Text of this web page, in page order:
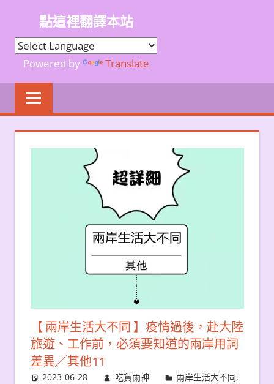
點這裡翻譯本站
Powered by Translate
【 兩岸生活大不同 】疫情過後，赴大陸
旅遊、工作前，必須要知道的兩岸用詞
差異╱其他11
2023-06-28 吃貨雨神 兩岸生活大不同,